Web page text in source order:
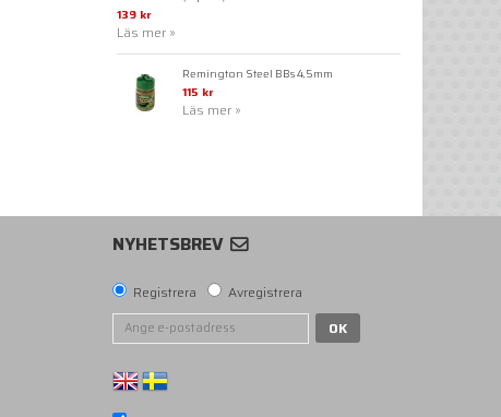
139 kr
Läs mer »
Remington Steel BBs 4,5mm
115 kr
Läs mer »
NYHETSBREV
Registrera
Avregistrera
OK